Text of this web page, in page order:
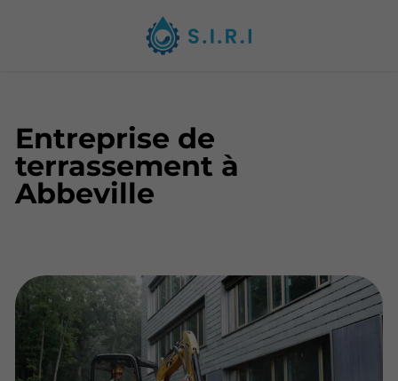
Entreprise de
terrassement à
Abbeville